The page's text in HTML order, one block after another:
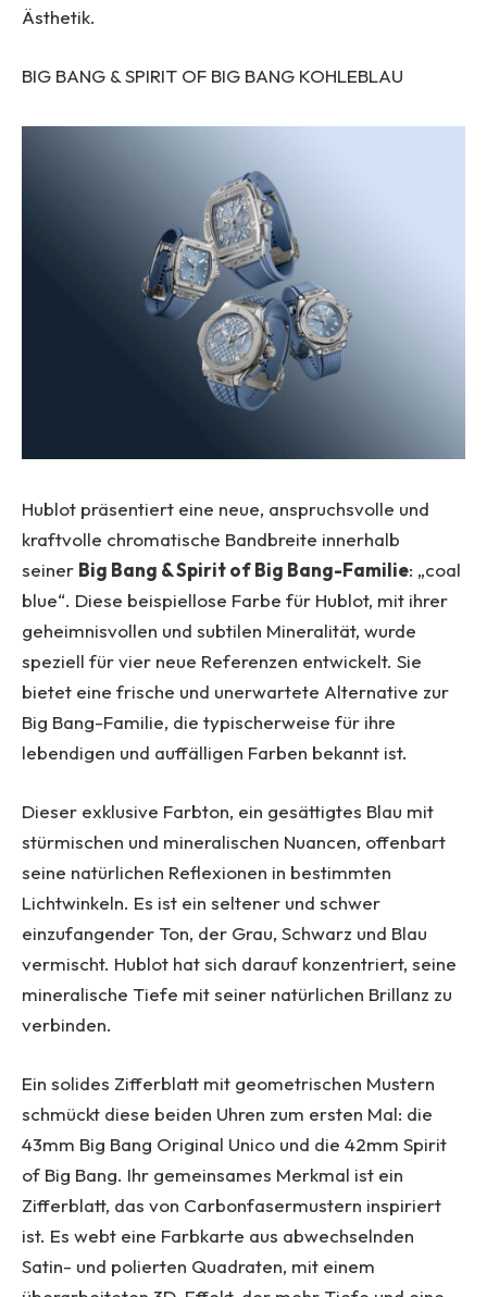
Ästhetik.
BIG BANG & SPIRIT OF BIG BANG KOHLEBLAU
Hublot präsentiert eine neue, anspruchsvolle und
kraftvolle chromatische Bandbreite innerhalb
seiner Big Bang & Spirit of Big Bang-Familie: „coal
blue“. Diese beispiellose Farbe für Hublot, mit ihrer
geheimnisvollen und subtilen Mineralität, wurde
speziell für vier neue Referenzen entwickelt. Sie
bietet eine frische und unerwartete Alternative zur
Big Bang-Familie, die typischerweise für ihre
lebendigen und auffälligen Farben bekannt ist.
Dieser exklusive Farbton, ein gesättigtes Blau mit
stürmischen und mineralischen Nuancen, offenbart
seine natürlichen Reflexionen in bestimmten
Lichtwinkeln. Es ist ein seltener und schwer
einzufangender Ton, der Grau, Schwarz und Blau
vermischt. Hublot hat sich darauf konzentriert, seine
mineralische Tiefe mit seiner natürlichen Brillanz zu
verbinden.
Ein solides Zifferblatt mit geometrischen Mustern
schmückt diese beiden Uhren zum ersten Mal: die
43mm Big Bang Original Unico und die 42mm Spirit
of Big Bang. Ihr gemeinsames Merkmal ist ein
Zifferblatt, das von Carbonfasermustern inspiriert
ist. Es webt eine Farbkarte aus abwechselnden
Satin- und polierten Quadraten, mit einem